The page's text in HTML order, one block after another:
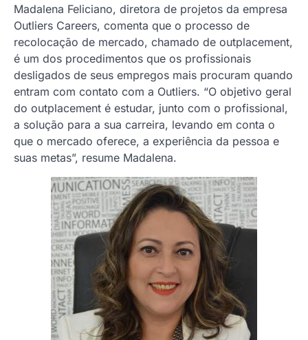
Madalena Feliciano, diretora de projetos da empresa
Outliers Careers, comenta que o processo de
recolocação de mercado, chamado de outplacement,
é um dos procedimentos que os profissionais
desligados de seus empregos mais procuram quando
entram com contato com a Outliers. “O objetivo geral
do outplacement é estudar, junto com o profissional,
a solução para a sua carreira, levando em conta o
que o mercado oferece, a experiência da pessoa e
suas metas”, resume Madalena.